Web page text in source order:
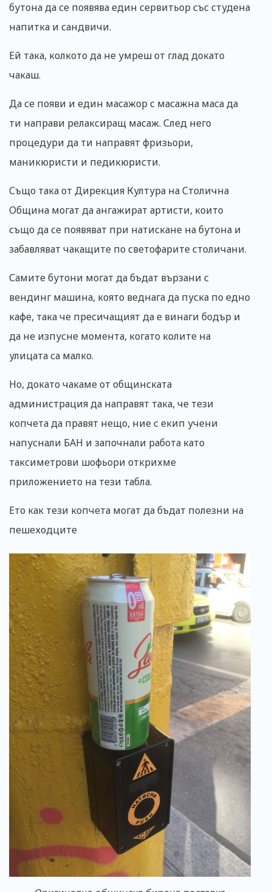
бутона да се появява един сервитьор със студена
напитка и сандвичи.
Ей така, колкото да не умреш от глад докато
чакаш.
Да се появи и един масажор с масажна маса да
ти направи релаксиращ масаж. След него
процедури да ти направят фризьори,
маникюристи и педикюристи.
Също така от Дирекция Култура на Столична
Община могат да ангажират артисти, които
също да се появяват при натискане на бутона и
забавляват чакащите по светофарите столичани.
Самите бутони могат да бъдат вързани с
вендинг машина, която веднага да пуска по едно
кафе, така че пресичащият да е винаги бодър и
да не изпусне момента, когато колите на
улицата са малко.
Но, докато чакаме от общинската
администрация да направят така, че тези
копчета да правят нещо, ние с екип учени
напуснали БАН и започнали работа като
таксиметрови шофьори открихме
приложението на тези табла.
Ето как тези копчета могат да бъдат полезни на
пешеходците